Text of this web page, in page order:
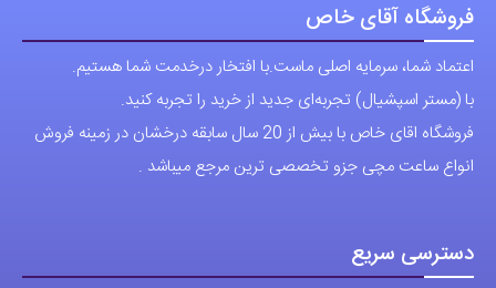
فروشگاه آقای خاص
اعتماد شما، سرمایه اصلی ماست.با افتخار درخدمت شما هستیم.
با (مستر اسپشیال) تجربه‌ای جدید از خرید را تجربه کنید.
فروشگاه اقای خاص با بیش از 20 سال سابقه درخشان در زمینه فروش
انواع ساعت مچی جزو تخصصی ترین مرجع میباشد .
دسترسی سریع